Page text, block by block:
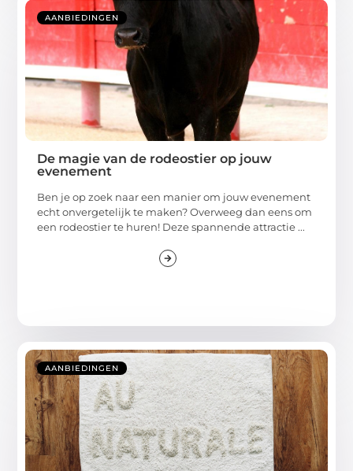
AANBIEDINGEN
De magie van de rodeostier op jouw
evenement
Ben je op zoek naar een manier om jouw evenement
echt onvergetelijk te maken? Overweeg dan eens om
een rodeostier te huren! Deze spannende attractie ...
AANBIEDINGEN